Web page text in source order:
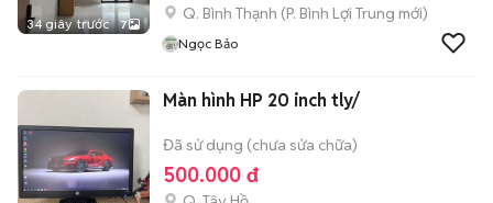
34 giây trước 7
Q. Bình Thạnh (P. Bình Lợi Trung mới)
Ngọc Bảo
Màn hình HP 20 inch tly/
Đã sử dụng (chưa sửa chữa)
500.000 đ